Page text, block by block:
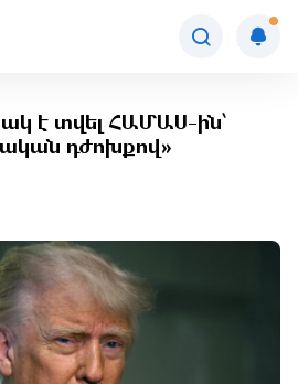
է տվել ՀԱՄԱՍ-ին՝
դժոխքով»